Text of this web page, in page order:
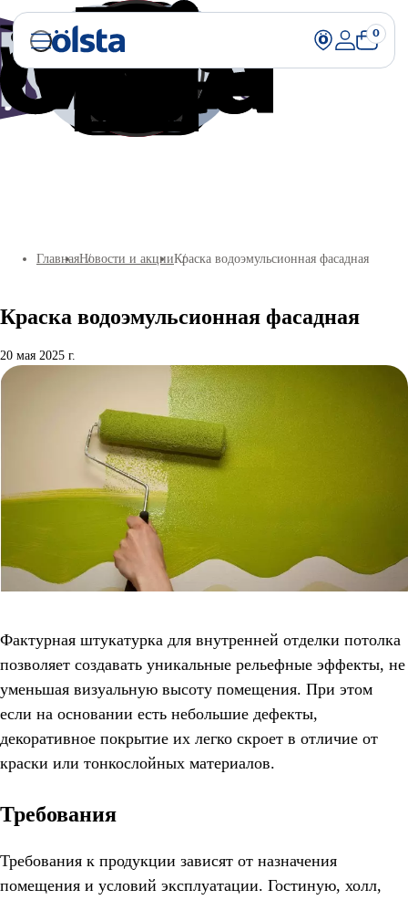
0
ГлавнаяНовости и акцииКраска водоэмульсионная фасадная
20 мая 2025 г.
Краска водоэмульсионная фасадная
Фактурная штукатурка для внутренней отделки потолка
позволяет создавать уникальные рельефные эффекты, не
уменьшая визуальную высоту помещения. При этом
если на основании есть небольшие дефекты,
декоративное покрытие их легко скроет в отличие от
краски или тонкослойных материалов.
Требования
Требования к продукции зависят от назначения
помещения и условий эксплуатации. Гостиную, холл,